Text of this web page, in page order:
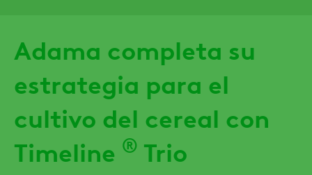
Adama completa su
estrategia para el
cultivo del cereal con
Timeline ® Trio